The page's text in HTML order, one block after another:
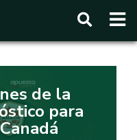
Buscar
de la
para